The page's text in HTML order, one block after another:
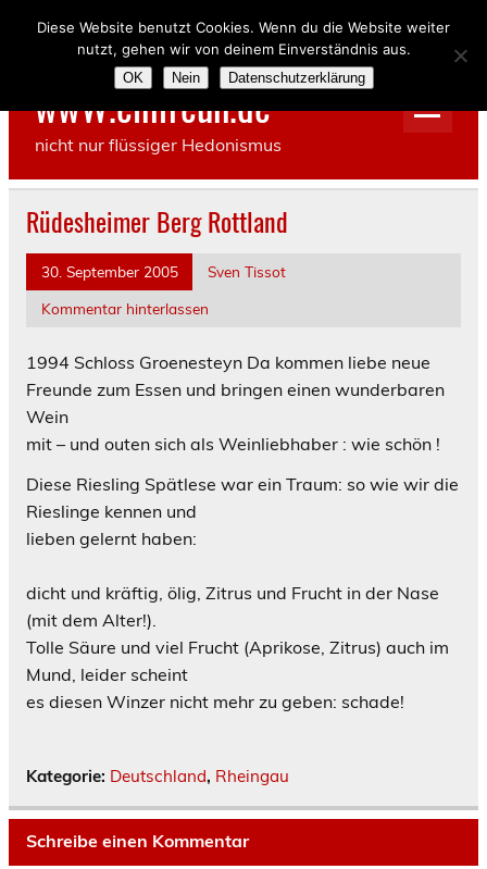
wwW.einfreun.de
nicht nur flüssiger Hedonismus
Rüdesheimer Berg Rottland
30. September 2005
Sven Tissot
Kommentar hinterlassen
1994 Schloss Groenesteyn Da kommen liebe neue
Freunde zum Essen und bringen einen wunderbaren
Wein
mit – und outen sich als Weinliebhaber : wie schön !
Diese Riesling Spätlese war ein Traum: so wie wir die
Rieslinge kennen und
lieben gelernt haben:
dicht und kräftig, ölig, Zitrus und Frucht in der Nase
(mit dem Alter!).
Tolle Säure und viel Frucht (Aprikose, Zitrus) auch im
Mund, leider scheint
es diesen Winzer nicht mehr zu geben: schade!
Kategorie: Deutschland, Rheingau
Schreibe einen Kommentar
Diese Website benutzt Cookies. Wenn du die Website weiter
nutzt, gehen wir von deinem Einverständnis aus.
OK Nein Datenschutzerklärung